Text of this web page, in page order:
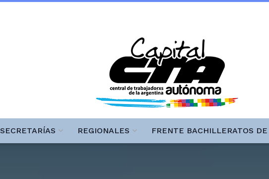
SECRETARÍAS REGIONALES FRENTE BACHILLERATOS